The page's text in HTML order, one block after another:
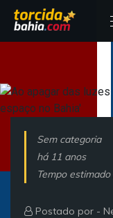
Sem categoria
há 11 anos
Tempo
Postado por -